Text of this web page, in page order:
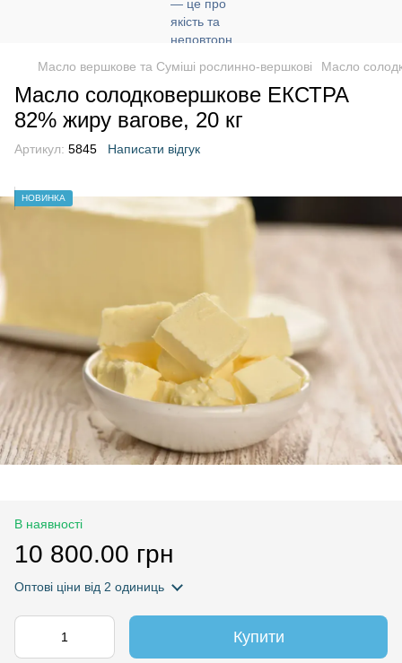
Масло вершкове та Суміші рослинно-вершкові Масло
Масло солодковершкове ЕКСТРА
82% жиру вагове, 20 кг
Артикул: 5845 Написати відгук
НОВИНКА
В наявності
10 800.00 грн
Оптові ціни від 2 одиниць
Купити